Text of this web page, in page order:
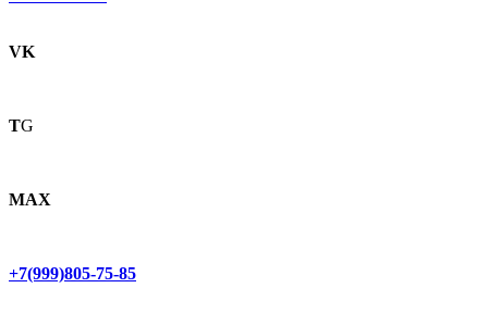
VK
TG
MAX
+7(999)805-75-85